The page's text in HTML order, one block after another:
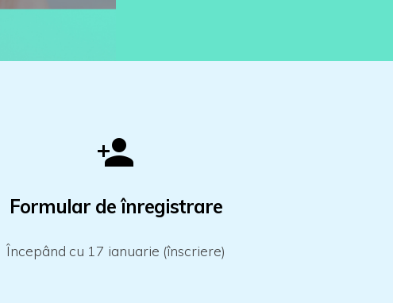
Formular deînregistrare
Începând cu 17 ianuarie (înscriere)